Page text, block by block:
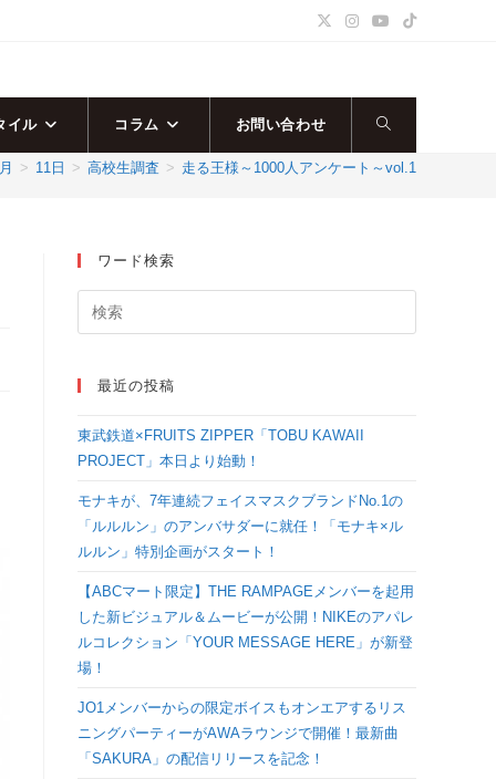
イル コラム お問い合わせ ウ
サ
検
を
グ
> 11日 > 高校生調査 > 走る王様～1000人アンケート～vol.1
ワード検索
最近の投稿
東武鉄道×FRUITS ZIPPER「TOBU KAWAII
PROJECT」本日より始動！
モナキが、7年連続フェイスマスクブランドNo.1の
「ルルルン」のアンバサダーに就任！「モナキ×ル
ルルン」特別企画がスタート！
【ABCマート限定】THE RAMPAGEメンバーを起用
した新ビジュアル＆ムービーが公開！NIKEのアパレ
ルコレクション「YOUR MESSAGE HERE」が新登
場！
JO1メンバーからの限定ボイスもオンエアするリス
ニングパーティーがAWAラウンジで開催！最新曲
「SAKURA」の配信リリースを記念！